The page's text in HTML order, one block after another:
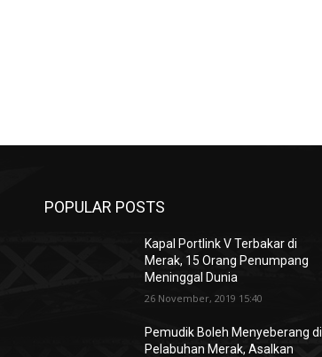
POPULAR POSTS
Kapal Portlink V Terbakar di
Merak, 15 Orang Penumpang
Meninggal Dunia
26 November, 2019 15:40
Pemudik Boleh Menyeberang di
Pelabuhan Merak, Asalkan